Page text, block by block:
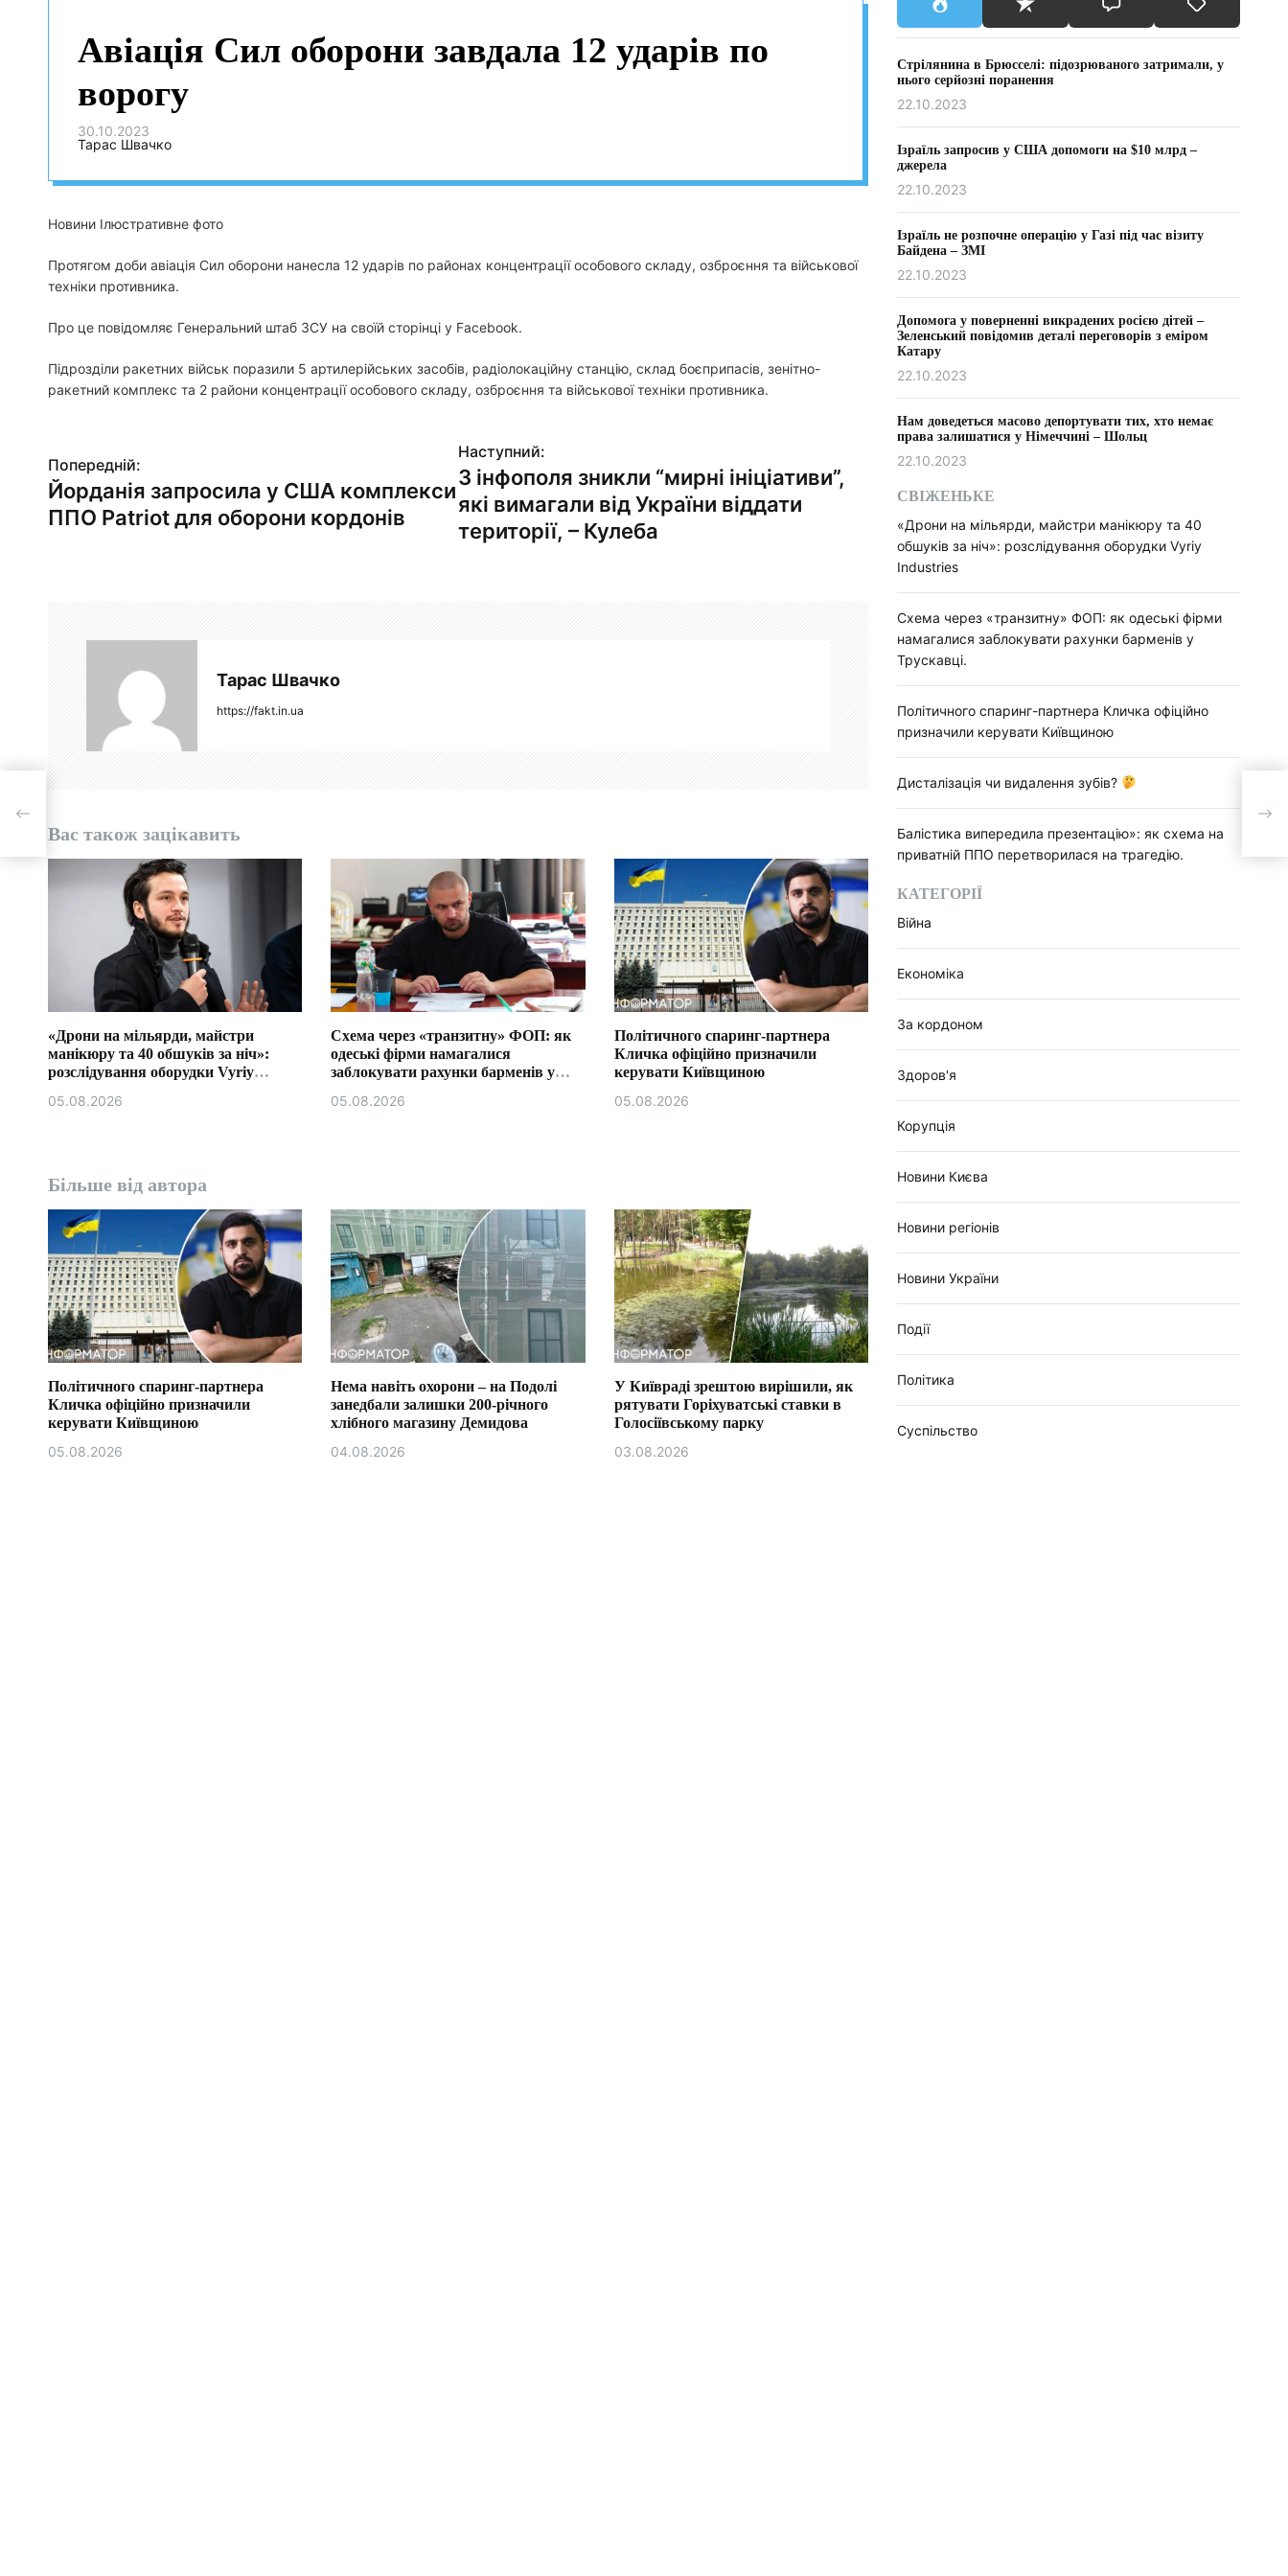
Авіація Сил оборони завдала 12 ударів по
ворогу
30.10.2023
Тарас Швачко
Новини Ілюстративне фото
Протягом доби авіація Сил оборони нанесла 12 ударів по районах концентрації особового складу, озброєння та військової
техніки противника.
Про це повідомляє Генеральний штаб ЗСУ на своїй сторінці у Facebook.
Підрозділи ракетних військ поразили 5 артилерійських засобів, радіолокаційну станцію, склад боєприпасів, зенітно-
ракетний комплекс та 2 райони концентрації особового складу, озброєння та військової техніки противника.
Н
а
в
з
п
и
Попередній:
Йорданія запросила у США комплекси
ППО Patriot для оборони кордонів
Наступний:
З інфополя зникли “мирні ініціативи”,
які вимагали від України віддати
території, – Кулеба
Тарас Швачко
https://fakt.in.ua
Вас також зацікавить
«Дрони на мільярди, майстри
манікюру та 40 обшуків за ніч»:
розслідування оборудки Vyriy
05.08.2026
Схема через «транзитну» ФОП: як
одеські фірми намагалися
заблокувати рахунки барменів у
05.08.2026
Політичного спаринг-партнера
Кличка офіційно призначили
керувати Київщиною
05.08.2026
Більше від автора
Політичного спаринг-партнера
Кличка офіційно призначили
керувати Київщиною
05.08.2026
Нема навіть охорони – на Подолі
занедбали залишки 200-річного
хлібного магазину Демидова
04.08.2026
У Київраді зрештою вирішили, як
рятувати Горіхуватські ставки в
Голосіївському парку
03.08.2026
Стрілянина в Брюсселі: підозрюваного затримали, у
нього серйозні поранення
22.10.2023
Ізраїль запросив у США допомоги на $10 млрд –
джерела
22.10.2023
Ізраїль не розпочне операцію у Газі під час візиту
Байдена – ЗМІ
22.10.2023
Допомога у поверненні викрадених росією дітей –
Зеленський повідомив деталі переговорів з еміром
Катару
22.10.2023
Нам доведеться масово депортувати тих, хто немає
права залишатися у Німеччині – Шольц
22.10.2023
СВІЖЕНЬКЕ
«Дрони на мільярди, майстри манікюру та 40
обшуків за ніч»: розслідування оборудки Vyriy
Industries
Схема через «транзитну» ФОП: як одеські фірми
намагалися заблокувати рахунки барменів у
Трускавці.
Політичного спаринг-партнера Кличка офіційно
призначили керувати Київщиною
Дисталізація чи видалення зубів?
Балістика випередила презентацію»: як схема на
приватній ППО перетворилася на трагедію.
КАТЕГОРІЇ
Війна
Економіка
За кордоном
Здоров'я
Корупція
Новини Києва
Новини регіонів
Новини України
Події
Політика
Суспільство
від